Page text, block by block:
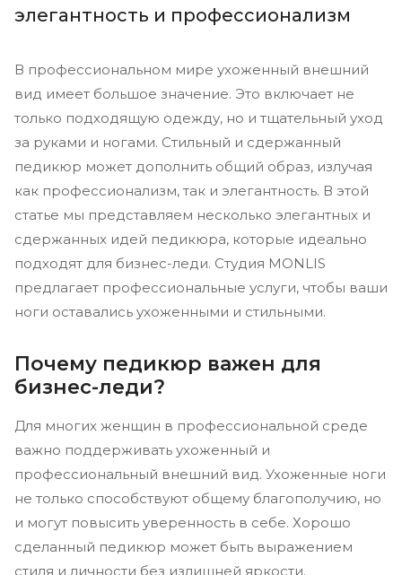
элегантность и профессионализм
В профессиональном мире ухоженный внешний
вид имеет большое значение. Это включает не
только подходящую одежду, но и тщательный уход
за руками и ногами. Стильный и сдержанный
педикюр может дополнить общий образ, излучая
как профессионализм, так и элегантность. В этой
статье мы представляем несколько элегантных и
сдержанных идей педикюра, которые идеально
подходят для бизнес-леди. Студия MONLIS
предлагает профессиональные услуги, чтобы ваши
ноги оставались ухоженными и стильными.
Почему педикюр важен для
бизнес-леди?
Для многих женщин в профессиональной среде
важно поддерживать ухоженный и
профессиональный внешний вид. Ухоженные ноги
не только способствуют общему благополучию, но
и могут повысить уверенность в себе. Хорошо
сделанный педикюр может быть выражением
стиля и личности без излишней яркости.